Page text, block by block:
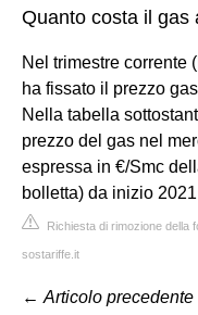
Quanto costa il gas
Nel trimestre corrente
ha fissato il prezzo
Nella tabella
prezzo del gas nel
espressa in €/Smc
bolletta) da inizio
Richiesta di rimozione della
sostariffe.it
← Articolo precedente